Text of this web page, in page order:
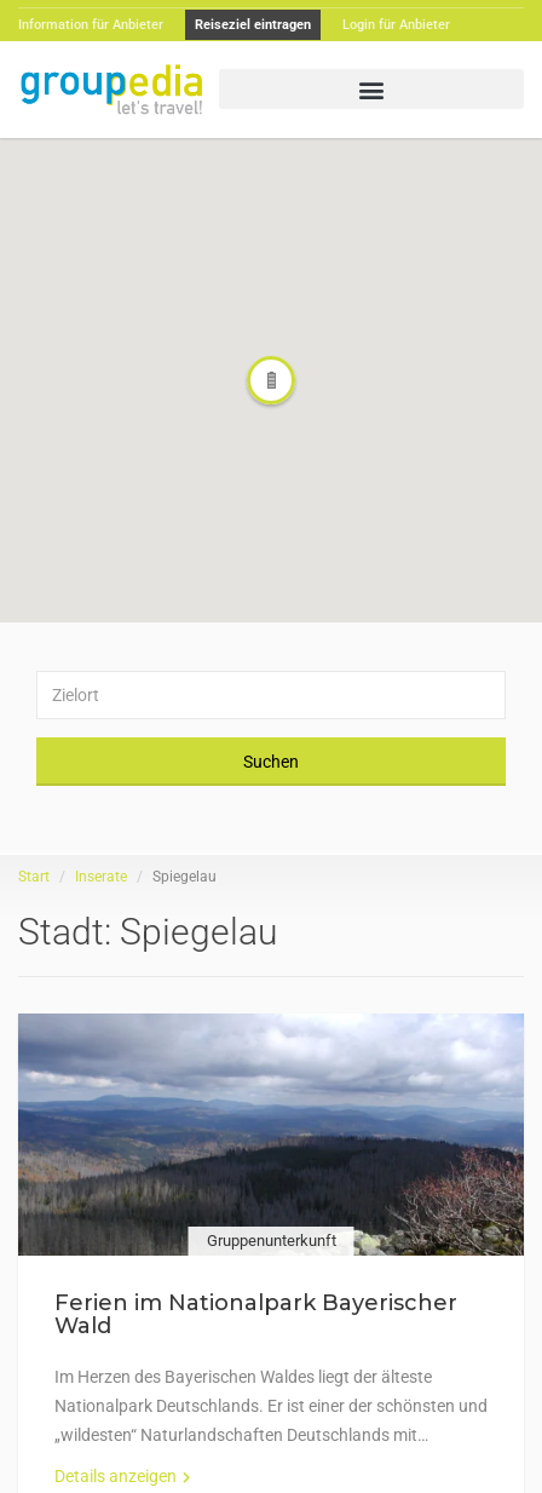
Information für Anbieter Reiseziel eintragen Login für Anbieter
Suchen
Start Inserate Spiegelau
Stadt: Spiegelau
Gruppenunterkunft
Ferien im Nationalpark Bayerischer
Wald
Im Herzen des Bayerischen Waldes liegt der älteste
Nationalpark Deutschlands. Er ist einer der schönsten und
„wildesten“ Naturlandschaften Deutschlands mit…
Details anzeigen